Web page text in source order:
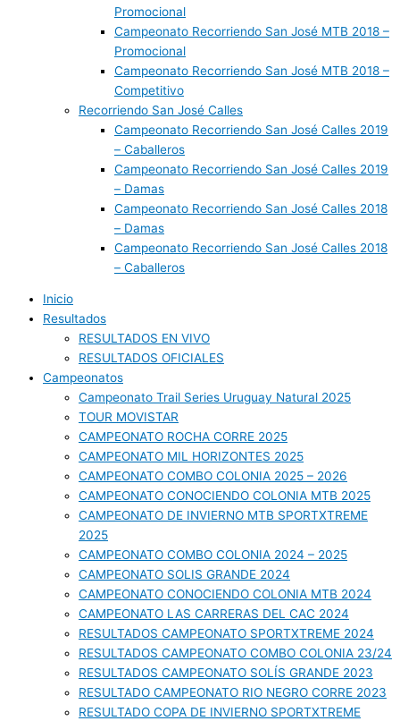
Promocional
Campeonato Recorriendo San José MTB 2018 –
Promocional
Campeonato Recorriendo San José MTB 2018 –
Competitivo
Recorriendo San José Calles
Campeonato Recorriendo San José Calles 2019
– Caballeros
Campeonato Recorriendo San José Calles 2019
– Damas
Campeonato Recorriendo San José Calles 2018
– Damas
Campeonato Recorriendo San José Calles 2018
– Caballeros
Inicio
Resultados
RESULTADOS EN VIVO
RESULTADOS OFICIALES
Campeonatos
Campeonato Trail Series Uruguay Natural 2025
TOUR MOVISTAR
CAMPEONATO ROCHA CORRE 2025
CAMPEONATO MIL HORIZONTES 2025
CAMPEONATO COMBO COLONIA 2025 – 2026
CAMPEONATO CONOCIENDO COLONIA MTB 2025
CAMPEONATO DE INVIERNO MTB SPORTXTREME
2025
CAMPEONATO COMBO COLONIA 2024 – 2025
CAMPEONATO SOLIS GRANDE 2024
CAMPEONATO CONOCIENDO COLONIA MTB 2024
CAMPEONATO LAS CARRERAS DEL CAC 2024
RESULTADOS CAMPEONATO SPORTXTREME 2024
RESULTADOS CAMPEONATO COMBO COLONIA 23/24
RESULTADOS CAMPEONATO SOLÍS GRANDE 2023
RESULTADO CAMPEONATO RIO NEGRO CORRE 2023
RESULTADO COPA DE INVIERNO SPORTXTREME